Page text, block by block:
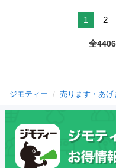
1 2
全
ジモティー 売ります・あげ